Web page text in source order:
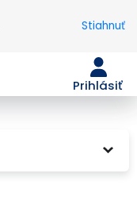
Stiahnuť
Prihlásiť